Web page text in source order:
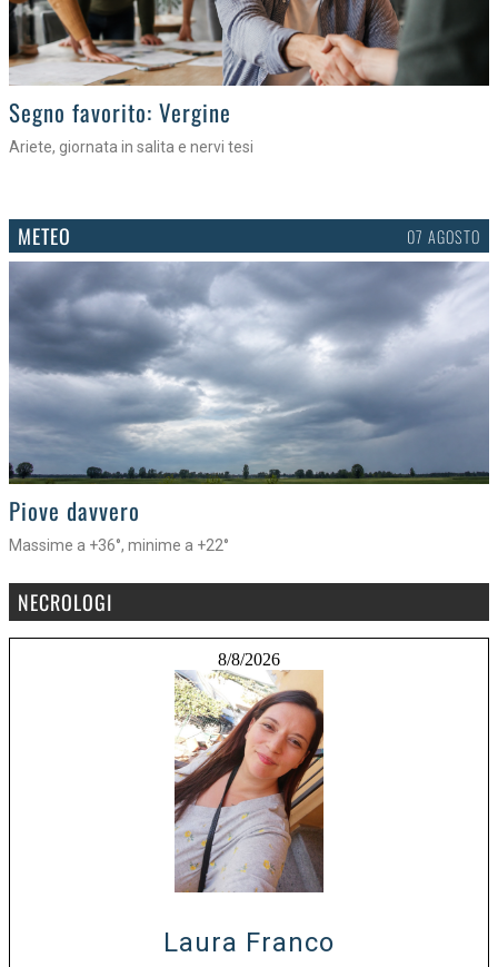
>
Segno favorito: Vergine
Ariete, giornata in salita e nervi tesi
METEO 07 AGOSTO
>
Piove davvero
Massime a +36°, minime a +22°
NECROLOGI
8/8/2026
Laura Franco